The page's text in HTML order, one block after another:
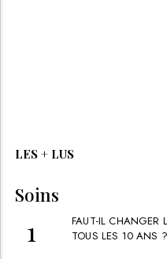
LES + LUS
Soins
FAUT-IL CHANGER
TOUS LES 10 ANS ?